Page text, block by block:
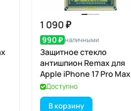
1 090 ₽
990 ₽ наличными
Защитное стекло
антишпион Remax для
Apple iPhone 17 Pro Max
Доступно
В корзину